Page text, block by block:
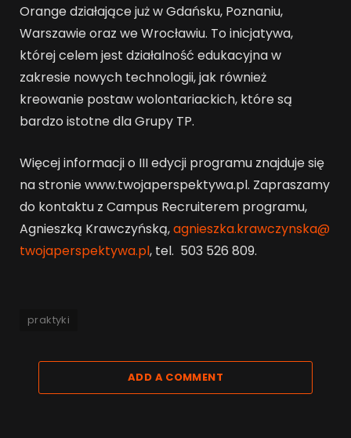
Orange działające już w Gdańsku, Poznaniu,
Warszawie oraz we Wrocławiu. To inicjatywa,
której celem jest działalność edukacyjna w
zakresie nowych technologii, jak również
kreowanie postaw wolontariackich, które są
bardzo istotne dla Grupy TP.
Więcej informacji o III edycji programu znajduje się
na stronie www.twojaperspektywa.pl. Zapraszamy
do kontaktu z Campus Recruiterem programu,
Agnieszką Krawczyńską,agnieszka.krawczynska@
twojaperspektywa.pl, tel. 503 526 809.
praktyki
ADD A COMMENT